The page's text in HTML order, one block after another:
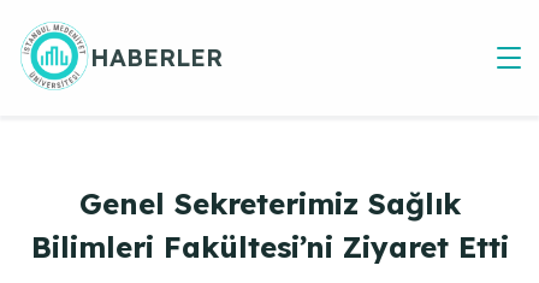
Skip
to
content
HABERLER
Genel Sekreterimiz Sağlık
Bilimleri Fakültesi’ni Ziyaret Etti